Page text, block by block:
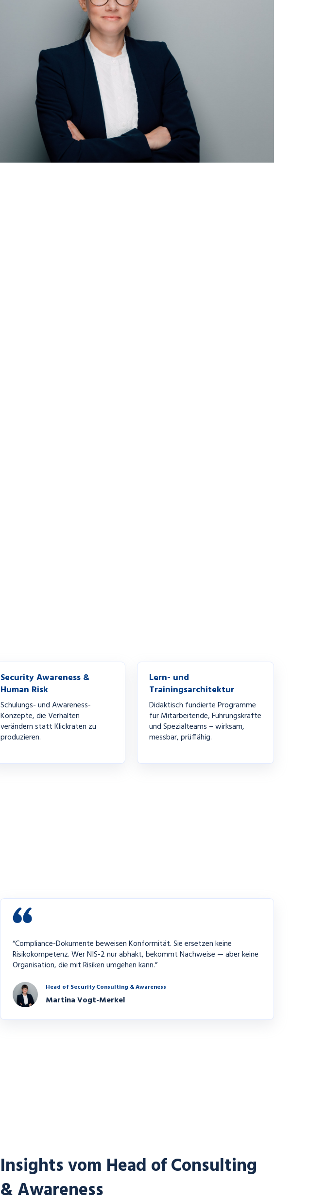
Security Awareness &
Human Risk
Schulungs- und Awareness-
Konzepte, die Verhalten
verändern statt Klickraten zu
produzieren.
Lern- und
Trainingsarchitektur
Didaktisch fundierte Programme
für Mitarbeitende, Führungskräfte
und Spezialteams – wirksam,
messbar, prüffähig.
“Compliance-Dokumente beweisen Konformität. Sie ersetzen keine
Risikokompetenz. Wer NIS-2 nur abhakt, bekommt Nachweise — aber keine
Organisation, die mit Risiken umgehen kann.”
Head of Security Consulting & Awareness
Martina Vogt-Merkel
Insights vom Head of Consulting
& Awareness